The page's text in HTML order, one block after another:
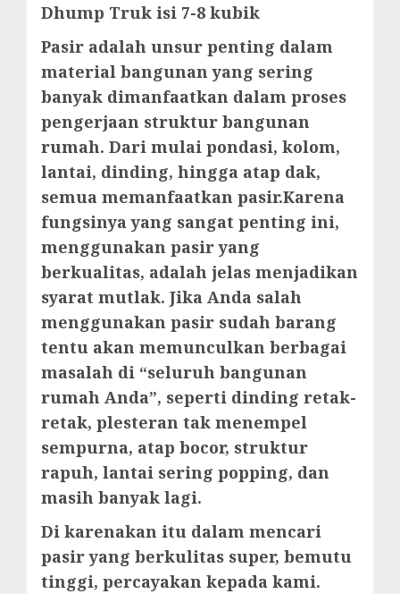
Dhump Truk isi 7-8 kubik
Pasir adalah unsur penting dalam
material bangunan yang sering
banyak dimanfaatkan dalam proses
pengerjaan struktur bangunan
rumah. Dari mulai pondasi, kolom,
lantai, dinding, hingga atap dak,
semua memanfaatkan pasir.Karena
fungsinya yang sangat penting ini,
menggunakan pasir yang
berkualitas, adalah jelas menjadikan
syarat mutlak. Jika Anda salah
menggunakan pasir sudah barang
tentu akan memunculkan berbagai
masalah di “seluruh bangunan
rumah Anda”, seperti dinding retak-
retak, plesteran tak menempel
sempurna, atap bocor, struktur
rapuh, lantai sering popping, dan
masih banyak lagi.
Di karenakan itu dalam mencari
pasir yang berkulitas super, bemutu
tinggi, percayakan kepada kami.